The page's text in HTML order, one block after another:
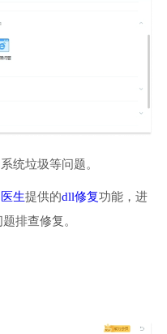
统垃圾等问题。
生提供的dll修复功能，进
排查修复。